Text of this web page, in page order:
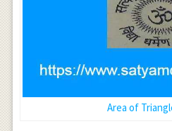
Area of